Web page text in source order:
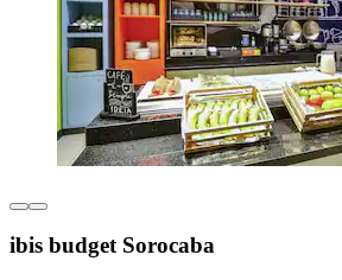
ibis budget Sorocaba